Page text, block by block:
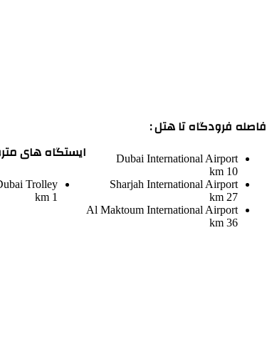
فاصله فرودگاه تا هتل :
Dubai International Airport
10 km
Sharjah International Airport
27 km
Al Maktoum International Airport
36 km
ایستگاه های
Trolley
1 km